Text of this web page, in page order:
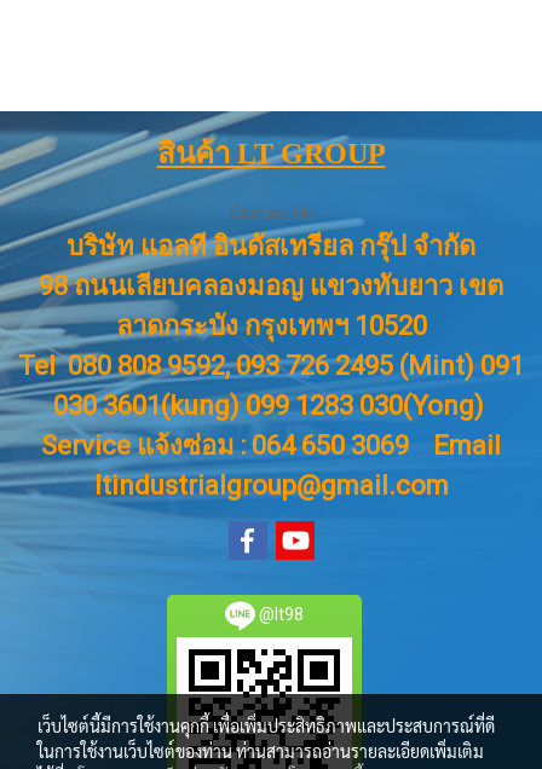
สินค้า LT GROUP
Contact Us
บริษัท แอลที อินดัสเทรียล กรุ๊ป จำกัด
98 ถนนเลียบคลองมอญ แขวงทับยาว เขต
ลาดกระบัง กรุงเทพฯ 10520
Tel 080 808 9592, 093 726 2495 (Mint) 091
030 3601(kung) 099 1283 030(Yong)
Service แจ้งซ่อม : 064 650 3069
Email
ltindustrialgroup@gmail.com
@lt98
เว็บไซต์นี้มีการใช้งานคุกกี้ เพื่อเพิ่มประสิทธิภาพและประสบการณ์ที่ดี
ในการใช้งานเว็บไซต์ของท่าน ท่านสามารถอ่านรายละเอียดเพิ่มเติม